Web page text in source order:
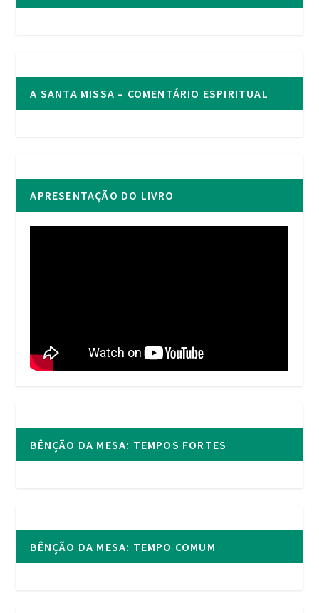
A SANTA MISSA – COMENTÁRIO ESPIRITUAL
APRESENTAÇÃO DO LIVRO
BÊNÇÃO DA MESA: TEMPOS FORTES
BÊNÇÃO DA MESA: TEMPO COMUM